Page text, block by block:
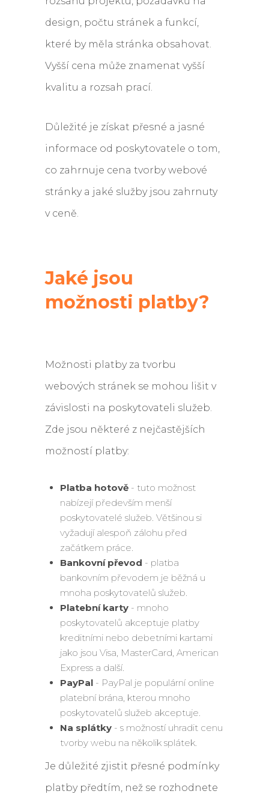
design, počtu stránek a funkcí,
které by měla stránka obsahovat.
Vyšší cena může znamenat vyšší
kvalitu a rozsah prací.
Důležité je získat přesné a jasné
informace od poskytovatele o tom,
co zahrnuje cena tvorby webové
stránky a jaké služby jsou zahrnuty
v ceně.
Jaké jsou
možnosti platby?
Možnosti platby za tvorbu
webových stránek se mohou lišit v
závislosti na poskytovateli služeb.
Zde jsou některé z nejčastějších
možností platby:
Platba hotově- tuto možnost
nabízejí především menší
poskytovatelé služeb. Většinou si
vyžadují alespoň zálohu před
začátkem práce.
Bankovní převod - platba
bankovním převodem je běžná u
mnoha poskytovatelů služeb.
Platební karty- mnoho
poskytovatelů akceptuje platby
kreditními nebo debetními kartami
jako jsou Visa, MasterCard, American
Express a další.
PayPal - PayPal je populární online
platební brána, kterou mnoho
poskytovatelů služeb akceptuje.
Na splátky- s možností uhradit cenu
tvorby webu na několik splátek.
Je důležité zjistit přesné podmínky
platby předtím, než se rozhodnete